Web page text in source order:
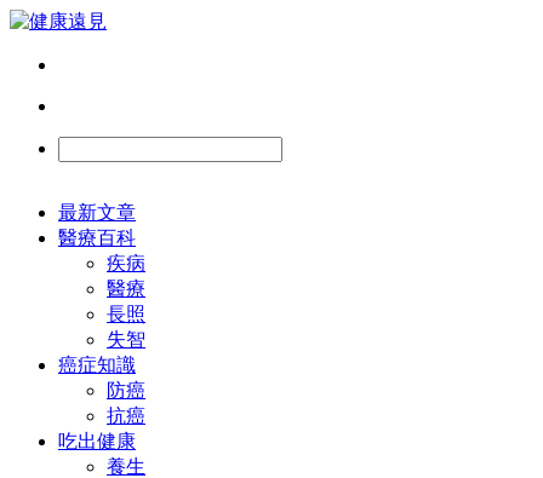
最新文章
醫療百科
疾病
醫療
長照
失智
癌症知識
防癌
抗癌
吃出健康
養生